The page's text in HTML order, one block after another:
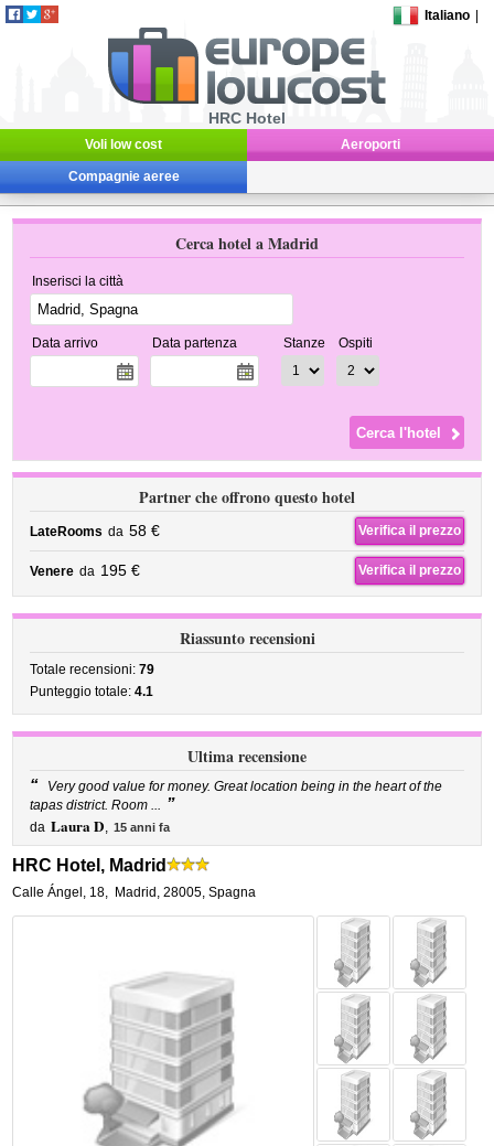
Italiano
HRC Hotel
Voli low cost Aeroporti
Compagnie aeree
Cerca hotel a Madrid
Inserisci la città
Data arrivo Data partenza Stanze Ospiti
Partner che offrono questo hotel
LateRooms da 58 € Verifica il prezzo
Venere da 195 € Verifica il prezzo
Riassunto recensioni
Totale recensioni:79
Punteggio totale:4.1
Ultima recensione
“
Very good value for money. Great location being in the heart of the
tapas district. Room ... ”
da Laura D, 15 anni fa
HRC Hotel, Madrid
Calle Ángel, 18, Madrid ,28005, Spagna